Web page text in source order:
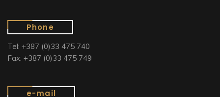
Phone
Tel: +387 (0)33 475 740
Fax: +387 (0)33 475 749
e-mail